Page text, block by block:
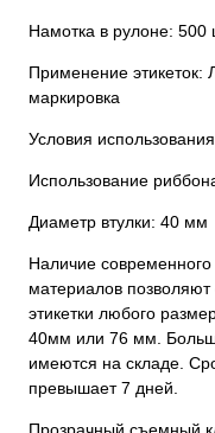
Намотка в рулоне: 500
Применение этикеток:
маркировка
Условия
Использование
Диаметр втулки: 40 мм
Наличие
материалов позволяют
этикетки любого
40мм или 76 мм.
имеются на складе.
превышает 7 дней.